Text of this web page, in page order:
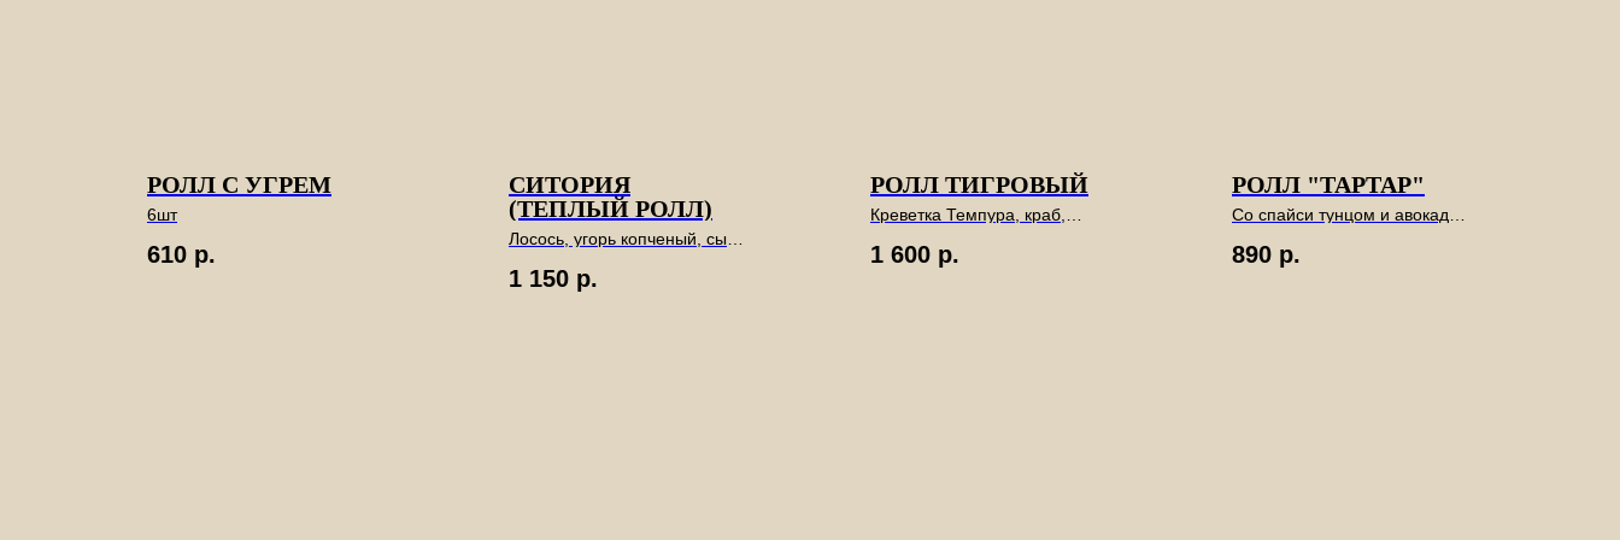
РОЛЛ С УГРЕМ
6шт
610 р.
СИТОРИЯ
(ТЕПЛЫЙ РОЛЛ)
Лосось, угорь копченый, сыр
1 150 р.
РОЛЛ ТИГРОВЫЙ
Креветка Темпура, краб,
тобико.8шт
1 600 р.
РОЛЛ "ТАРТАР"
Со спайси тунцом и авокадо
890 р.